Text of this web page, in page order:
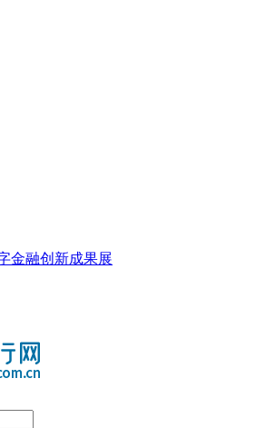
金融创新成果展